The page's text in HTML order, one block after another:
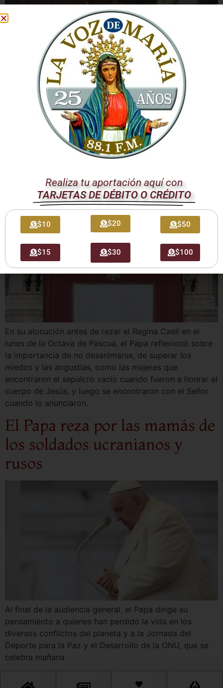
Al final de la audiencia general, Francisco recordó la
encíclica sobre la paz de Juan XXIII, publicada hace
sesenta años en plena tensión de la Guerra Fría: «Fue un
atisbo de serenidad en medio de nubes oscuras.
Francisco: Anuncia al Señor y
camino
En su alocución antes de rezar el Regina Caeli en el
lunes de la Octava de Pascua, el Papa reflexionó sobre
la importancia de no desanimarse, de superar los
miedos y las angustias, como las mujeres que
encontraron el sepulcro vacío cuando fueron a honrar el
cuerpo de Jesús, y luego se encontraron con el Señor
cuando lo anunciaron.
El Papa reza por las mamás de
los soldados ucranianos y
rusos
Al final de la audiencia general, el Papa dirige su
pensamiento a quienes han perdido la vida en los
diversos conflictos del planeta y a la Jornada del
Deporte para la Paz y el Desarrollo de la ONU, que se
celebra mañana
Realiza tu aportación aquí con
TARJETAS DE DÉBITO O CRÉDITO
$10
$15
$20
$30
$50
$100